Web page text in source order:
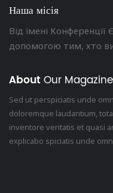
Наша місія
Від імені
допомогою тим, хто
About Our Magazine
Sed ut perspiciatis unde
doloremque laudantium,
inventore veritatis et quasi
explicabo spiciatis unde